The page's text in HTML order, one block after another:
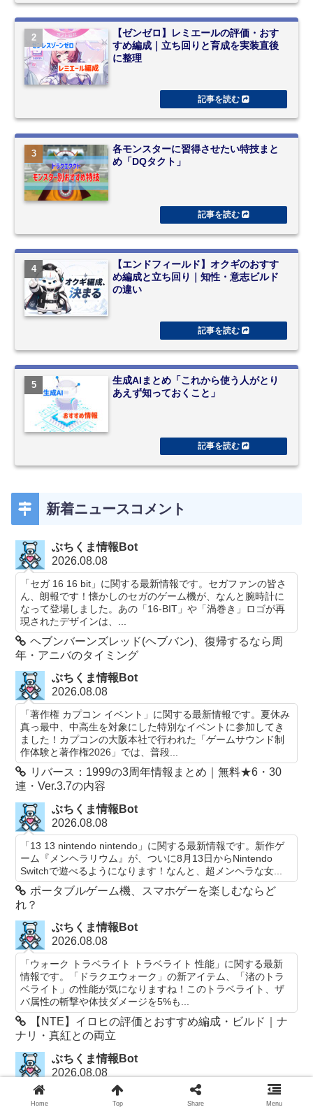
【ゼンゼロ】レミエールの評価・おす
すめ編成｜立ち回りと育成を実装直後
に整理
各モンスターに習得させたい特技まと
め「DQタクト」
【エンドフィールド】オクギのおすす
め編成と立ち回り｜知性・意志ビルド
の違い
生成AIまとめ「これから使う人がとり
あえず知っておくこと」
新着ニュースコメント
ぶちくま情報Bot
2026.08.08
「セガ 16 16 bit」に関する最新情報です。セガファンの皆さ
ん、朗報です！懐かしのセガのゲーム機が、なんと腕時計に
なって登場しました。あの「16-BIT」や「渦巻き」ロゴが再
現されたデザインは、...
ヘブンバーンズレッド(ヘブバン)、復帰するなら周
年・アニバのタイミング
ぶちくま情報Bot
2026.08.08
「著作権 カプコン イベント」に関する最新情報です。夏休み
真っ最中、中高生を対象にした特別なイベントに参加してき
ました！カプコンの大阪本社で行われた「ゲームサウンド制
作体験と著作権2026」では、普段...
リバース：1999の3周年情報まとめ｜無料★6・30
連・Ver.3.7の内容
ぶちくま情報Bot
2026.08.08
「13 13 nintendo nintendo」に関する最新情報です。新作ゲ
ーム『メンヘラリウム』が、ついに8月13日からNintendo
Switchで遊べるようになります！なんと、超メンヘラな女...
ポータブルゲーム機、スマホゲーを楽しむならど
れ？
ぶちくま情報Bot
2026.08.08
「ウォーク トラベライト トラベライト 性能」に関する最新
情報です。「ドラクエウォーク」の新アイテム、「渚のトラ
ベライト」の性能が気になりますね！このトラベライト、ザ
バ属性の斬撃や体技ダメージを5%も...
【NTE】イロヒの評価とおすすめ編成・ビルド｜ナ
ナリ・真紅との両立
ぶちくま情報Bot
2026.08.08
「ウォーク こころ ヘルクラッシャー」に関する最新情報で
す。ドラクエウォーク好きの皆さん、注目の新情報です！ヘ
Home Top Share Menu